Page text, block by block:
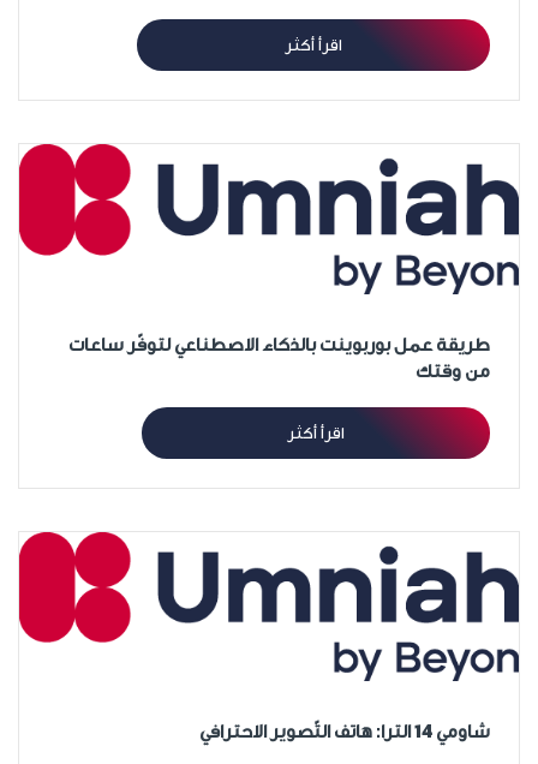
اقرأ أكثر
طريقة عمل بوربوينت بالذكاء الاصطناعي لتوفّر ساعات
من وقتك
اقرأ أكثر
شاومي 14 الترا: هاتف التّصوير الاحترافي